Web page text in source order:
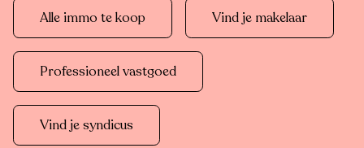
Alle immo te koop Vind je makelaar
Professioneel vastgoed
Vind je syndicus